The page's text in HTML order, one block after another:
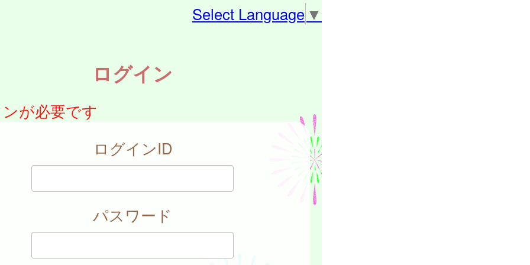
Select Language ▼
ログイン
が必要です
ログインID
パスワード